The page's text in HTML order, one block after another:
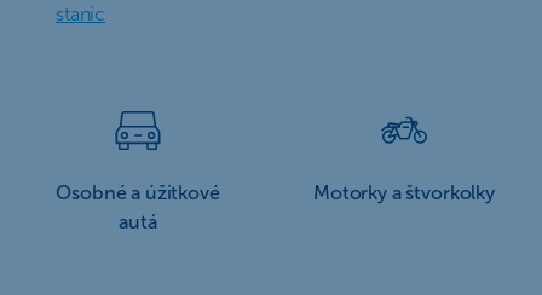
staníc
Osobné a úžitkové
autá
Motorky a štvorkolky